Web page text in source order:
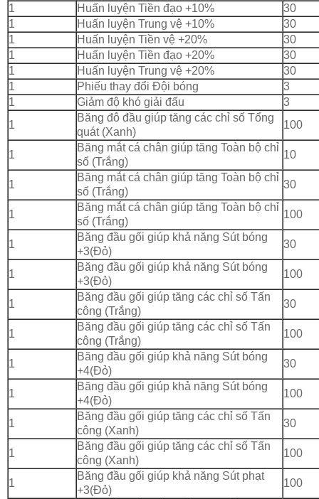
1
Huấn luyện Tiền đạo +10%
30
1
Huấn luyện Trung vệ +10%
30
1
Huấn luyện Tiền vệ +20%
30
1
Huấn luyện Tiền đạo +20%
30
1
Huấn luyện Trung vệ +20%
30
1
Phiếu thay đổi Đội bóng
3
1
Giảm độ khó giải đấu
3
1
Băng đô đầu giúp tăng các chỉ số Tổng
quát (Xanh)
100
1
Băng mắt cá chân giúp tăng Toàn bộ chỉ
số (Trắng)
10
1
Băng mắt cá chân giúp tăng Toàn bộ chỉ
số (Trắng)
30
1
Băng mắt cá chân giúp tăng Toàn bộ chỉ
số (Trắng)
100
1
Băng đầu gối giúp khả năng Sút bóng
+3(Đỏ)
30
1
Băng đầu gối giúp khả năng Sút bóng
+3(Đỏ)
100
1
Băng đầu gối giúp tăng các chỉ số Tấn
công (Trắng)
30
1
Băng đầu gối giúp tăng các chỉ số Tấn
công (Trắng)
100
1
Băng đầu gối giúp khả năng Sút bóng
+4(Đỏ)
30
1
Băng đầu gối giúp khả năng Sút bóng
+4(Đỏ)
100
1
Băng đầu gối giúp tăng các chỉ số Tấn
công (Xanh)
30
1
Băng đầu gối giúp tăng các chỉ số Tấn
công (Xanh)
100
1
Băng đầu gối giúp khả năng Sút phạt
+3(Đỏ)
100